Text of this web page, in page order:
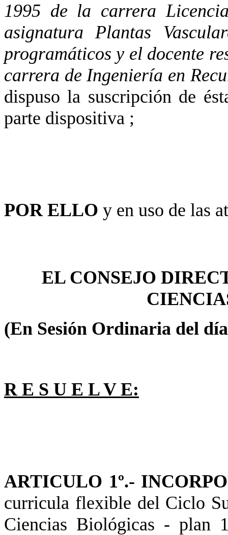
1995 de la carrera
asignatura Plantas
programáticos y el docente
carrera de Ingeniería en
dispuso la suscripción de
parte dispositiva ;
POR ELLO y en uso de las
EL CONSEJO
(En Sesión Ordinaria del
R E S U E L V E:
ARTICULO 1º.-
curricula flexible del Ciclo
Ciencias Biológicas - plan